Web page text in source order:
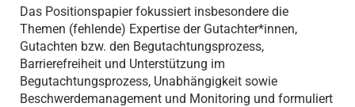
Das Positionspapier fokussiert insbesondere die
Themen (fehlende) Expertise der Gutachter*innen,
Gutachten bzw. den Begutachtungsprozess,
Barrierefreiheit und Unterstützung im
Begutachtungsprozess, Unabhängigkeit sowie
Beschwerdemanagement und Monitoring und formuliert